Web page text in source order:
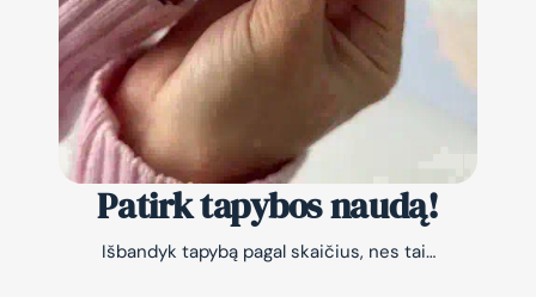
Patirk tapybos naudą!
Išbandyk tapybą pagal skaičius, nes tai…